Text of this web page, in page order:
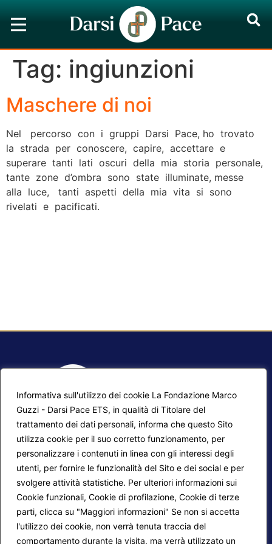
Informativa sull'utilizzo dei cookie La Fondazione Marco
Guzzi - Darsi Pace ETS, in qualità di Titolare del
trattamento dei dati personali, informa che questo Sito
utilizza cookie per il suo corretto funzionamento, per
personalizzare i contenuti in linea con gli interessi degli
utenti, per fornire le funzionalità del Sito e dei social e per
svolgere attività statistiche. Per ulteriori informazioni sui
Cookie funzionali, Cookie di profilazione, Cookie di terze
parti, clicca su "Maggiori informazioni" Se non si accetta
l'utilizzo dei cookie, non verrà tenuta traccia del
comportamento durante la visita, ma verrà utilizzato un
Tag: ingiunzioni
Maschere di noi
Nel percorso con i gruppi Darsi Pace, ho trovato
la strada per conoscere, capire, accettare e
superare tanti lati oscuri della mia storia personale,
tante zone d’ombra sono state illuminate, messe
alla luce, tanti aspetti della mia vita si sono
rivelati e pacificati.
Mappa del sito
Progetti Darsi Pace
Login redattori
Calendario corsi
Privacy Policy
Cookie Policy